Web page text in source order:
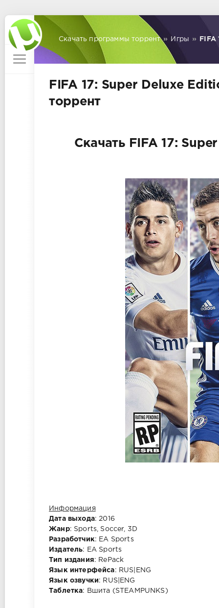
Скачать программы торрент » Игры » FIFA
FIFA 17: Super Deluxe
торрент
Скачать FIFA 17:
Информация
Дата выхода: 2016
Жанр: Sports, Soccer, 3D
Разработчик: EA Sports
Издатель: EA Sports
Тип издания: RePack
Язык интерфейса: RUS|ENG
Язык озвучки: RUS|ENG
Таблетка: Вшита (STEAMPUNKS)